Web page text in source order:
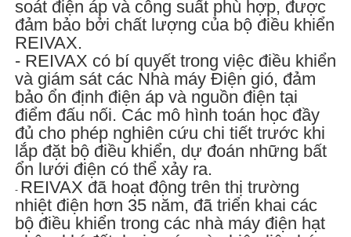
soát điện áp và công suất phù hợp, được
đảm bảo bởi chất lượng của bộ điều khiển
REIVAX.
- REIVAX có bí quyết trong việc điều khiển
và giám sát các Nhà máy Điện gió, đảm
bảo ổn định điện áp và nguồn điện tại
điểm đấu nối. Các mô hình toán học đầy
đủ cho phép nghiên cứu chi tiết trước khi
lắp đặt bộ điều khiển, dự đoán những bất
ổn lưới điện có thể xảy ra.
- REIVAX đã hoạt động trên thị trường
nhiệt điện hơn 35 năm, đã triển khai các
bộ điều khiển trong các nhà máy điện hạt